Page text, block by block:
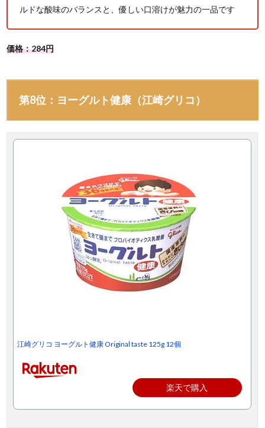
ルドな酸味のバランスと、優しい口溶けが魅力の一品です
価格：284円
第8位：ヨーグルト健康（江崎グリコ）
江崎グリコ ヨーグルト健康 Original taste 125g 12個
楽天で購入